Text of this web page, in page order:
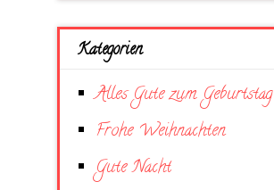
Kategorien
Alles Gute zum Geburtstag
Frohe Weihnachten
Gute Nacht